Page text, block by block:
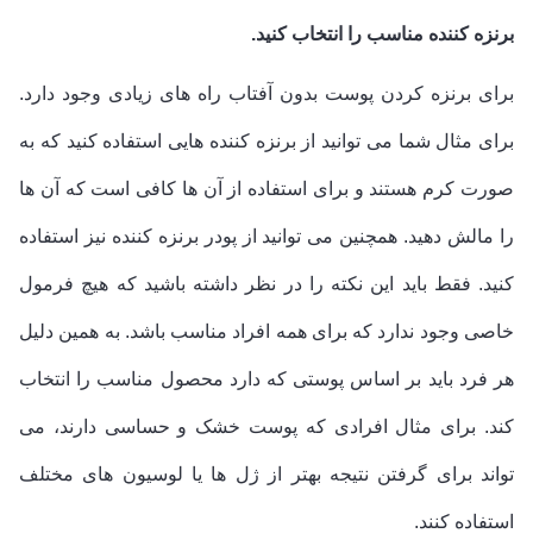
برنزه کننده مناسب را انتخاب کنید.
برای برنزه کردن پوست بدون آفتاب راه های زیادی وجود دارد.
برای مثال شما می توانید از برنزه کننده هایی استفاده کنید که به
صورت کرم هستند و برای استفاده از آن ها کافی است که آن ها
را مالش دهید. همچنین می توانید از پودر برنزه کننده نیز استفاده
کنید. فقط باید این نکته را در نظر داشته باشید که هیچ فرمول
خاصی وجود ندارد که برای همه افراد مناسب باشد. به همین دلیل
هر فرد باید بر اساس پوستی که دارد محصول مناسب را انتخاب
کند. برای مثال افرادی که پوست خشک و حساسی دارند، می
تواند برای گرفتن نتیجه بهتر از ژل ها یا لوسیون های مختلف
استفاده کنند.